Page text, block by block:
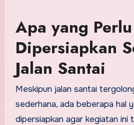
Apa yang Perlu
Dipersiapkan
Jalan Santai
Meskipun jalan santai
sederhana, ada beberapa hal
dipersiapkan agar kegiatan ini